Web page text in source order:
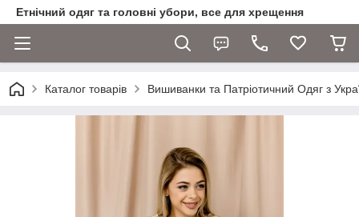
Етнічний одяг та головні убори, все для хрещення
Каталог товарів Вишиванки та Патріотичний Одяг з